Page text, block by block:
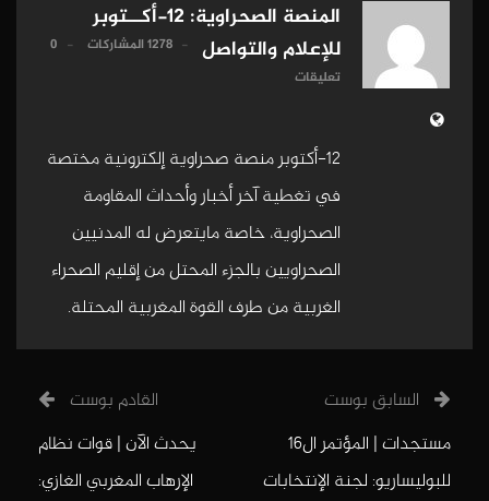
المنصة الصحراوية: 12-أكــتوبر
للإعلام والتواصل
1278 المشاركات
0
تعليقات
12-أكتوبر منصة صحراوية إلكترونية مختصة
في تغطية آخر أخبار وأحداث المقاومة
الصحراوية، خاصة مايتعرض له المدنيين
الصحراويين بالجزء المحتل من إقليم الصحراء
الغربية من طرف القوة المغربية المحتلة.
السابق بوست
مستجدات | المؤتمر ال16
للبوليساريو: لجنة الإنتخابات
القادم بوست
يحدث الآن | قوات نظام
الإرهاب المغربي الغازي: